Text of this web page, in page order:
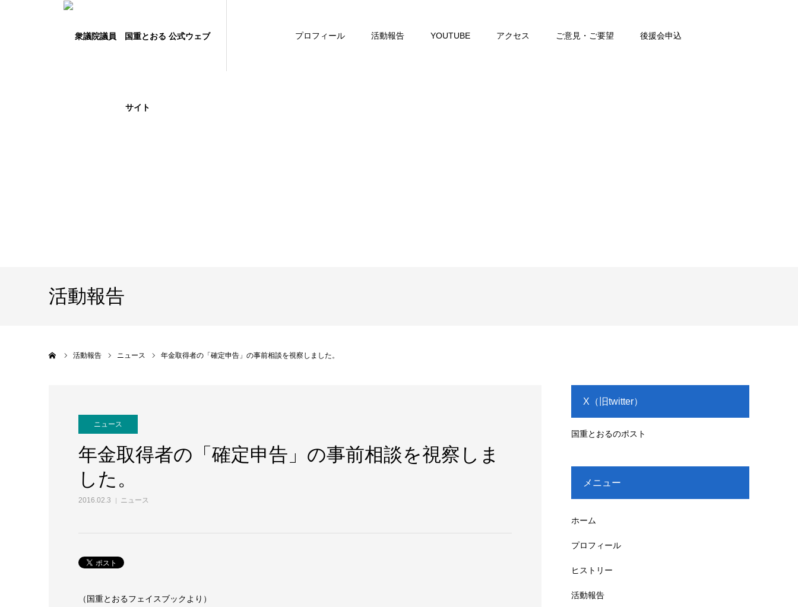
プロフィール 活動報告 YOUTUBE アクセス ご意見・ご要望 後援会申込
活動報告
活動報告 ニュース 年金取得者の「確定申告」の事前相談を視察しました。
ニュース
年金取得者の「確定申告」の事前相談を視察しま
した。
2016.02.3 ニュース
（国重とおるフェイスブックより）
X（旧twitter）
国重とおるのポスト
メニュー
ホーム
プロフィール
ヒストリー
活動報告